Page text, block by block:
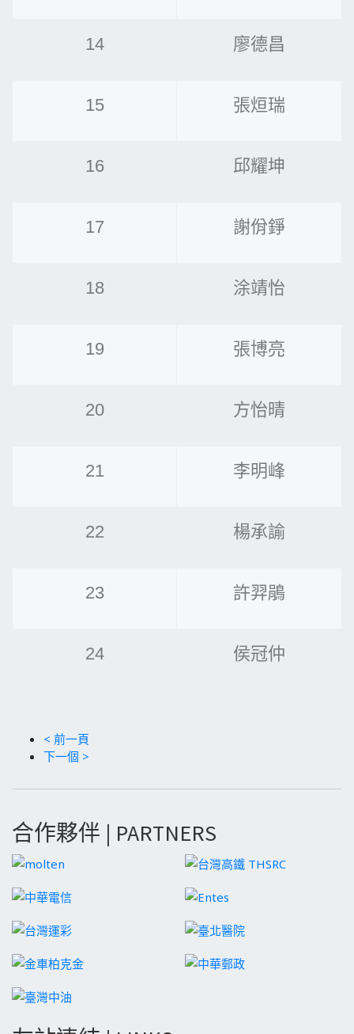
14 廖德昌
15 張烜瑞
16 邱耀坤
17 謝佾錚
18 涂靖怡
19 張博亮
20 方怡晴
21 李明峰
22 楊承諭
23 許羿鵑
24 侯冠仲
< 前一頁
下一個 >
合作夥伴 | PARTNERS